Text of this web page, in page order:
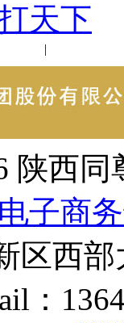
天下
|
陕西
电子商
区西
：